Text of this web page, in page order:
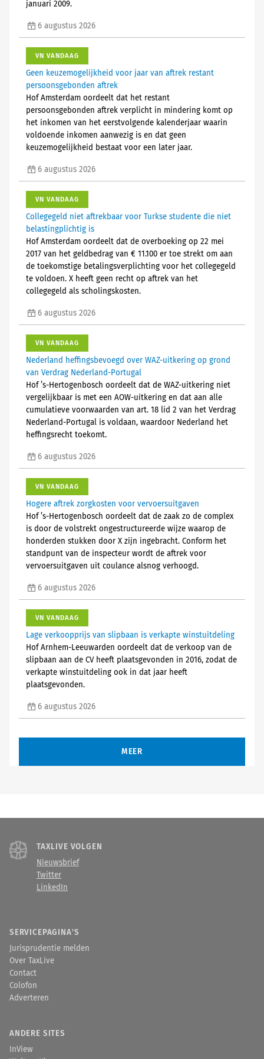
januari 2009.
6 augustus 2026
VN VANDAAG
Geen keuzemogelijkheid voor jaar van aftrek restant
persoonsgebonden aftrek
Hof Amsterdam oordeelt dat het restant
persoonsgebonden aftrek verplicht in mindering komt op
het inkomen van het eerstvolgende kalenderjaar waarin
voldoende inkomen aanwezig is en dat geen
keuzemogelijkheid bestaat voor een later jaar.
6 augustus 2026
VN VANDAAG
Collegegeld niet aftrekbaar voor Turkse studente die niet
belastingplichtig is
Hof Amsterdam oordeelt dat de overboeking op 22 mei
2017 van het geldbedrag van € 11.100 er toe strekt om aan
de toekomstige betalingsverplichting voor het collegegeld
te voldoen. X heeft geen recht op aftrek van het
collegegeld als scholingskosten.
6 augustus 2026
VN VANDAAG
Nederland heffingsbevoegd over WAZ-uitkering op grond
van Verdrag Nederland-Portugal
Hof ’s-Hertogenbosch oordeelt dat de WAZ-uitkering niet
vergelijkbaar is met een AOW-uitkering en dat aan alle
cumulatieve voorwaarden van art. 18 lid 2 van het Verdrag
Nederland-Portugal is voldaan, waardoor Nederland het
heffingsrecht toekomt.
6 augustus 2026
VN VANDAAG
Hogere aftrek zorgkosten voor vervoersuitgaven
Hof ’s-Hertogenbosch oordeelt dat de zaak zo de complex
is door de volstrekt ongestructureerde wijze waarop de
honderden stukken door X zijn ingebracht. Conform het
standpunt van de inspecteur wordt de aftrek voor
vervoersuitgaven uit coulance alsnog verhoogd.
6 augustus 2026
VN VANDAAG
Lage verkoopprijs van slipbaan is verkapte winstuitdeling
Hof Arnhem-Leeuwarden oordeelt dat de verkoop van de
slipbaan aan de CV heeft plaatsgevonden in 2016, zodat de
verkapte winstuitdeling ook in dat jaar heeft
plaatsgevonden.
6 augustus 2026
MEER
TAXLIVE VOLGEN
Nieuwsbrief
Twitter
LinkedIn
SERVICEPAGINA'S
Jurisprudentie melden
Over TaxLive
Contact
Colofon
Adverteren
ANDERE SITES
InView